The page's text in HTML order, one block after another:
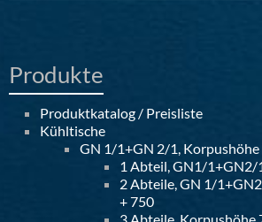
Produkte
Produktkatalog / Preisliste
Kühltische
GN 1/1+GN 2/1, Korpushöhe
1 Abteil, GN1/1+GN2/
2 Abteile, GN 1/
+ 750
3 Abteile, Korpushöhe